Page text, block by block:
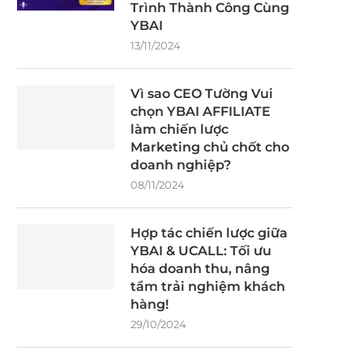
Trình Thành Công Cùng
YBAI
13/11/2024
Vì sao CEO Tường Vui
chọn YBAI AFFILIATE
làm chiến lược
Marketing chủ chốt cho
doanh nghiệp?
08/11/2024
Hợp tác chiến lược giữa
YBAI & UCALL: Tối ưu
hóa doanh thu, nâng
tầm trải nghiệm khách
hàng!
29/10/2024